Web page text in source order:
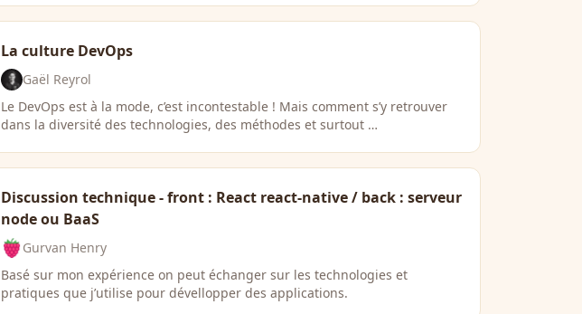
La culture DevOps
Gaël Reyrol
Le DevOps est à la mode, c’est incontestable ! Mais comment s’y retrouver
dans la diversité des technologies, des méthodes et surtout …
Discussion technique - front : React react-native / back : serveur
node ou BaaS
Gurvan Henry
Basé sur mon expérience on peut échanger sur les technologies et
pratiques que j’utilise pour dévellopper des applications.